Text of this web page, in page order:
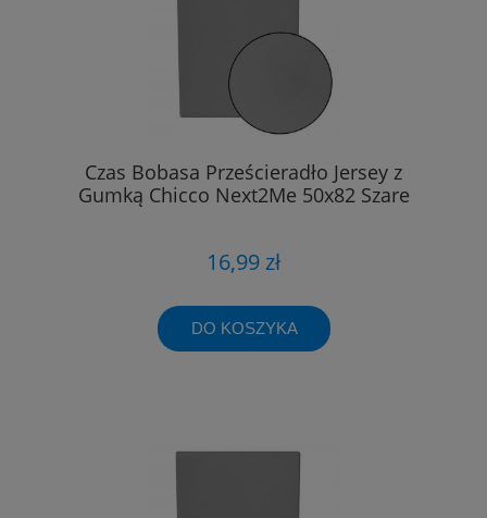
Czas Bobasa Prześcieradło Jersey z
Gumką Chicco Next2Me 50x82 Szare
16,99 zł
DO KOSZYKA